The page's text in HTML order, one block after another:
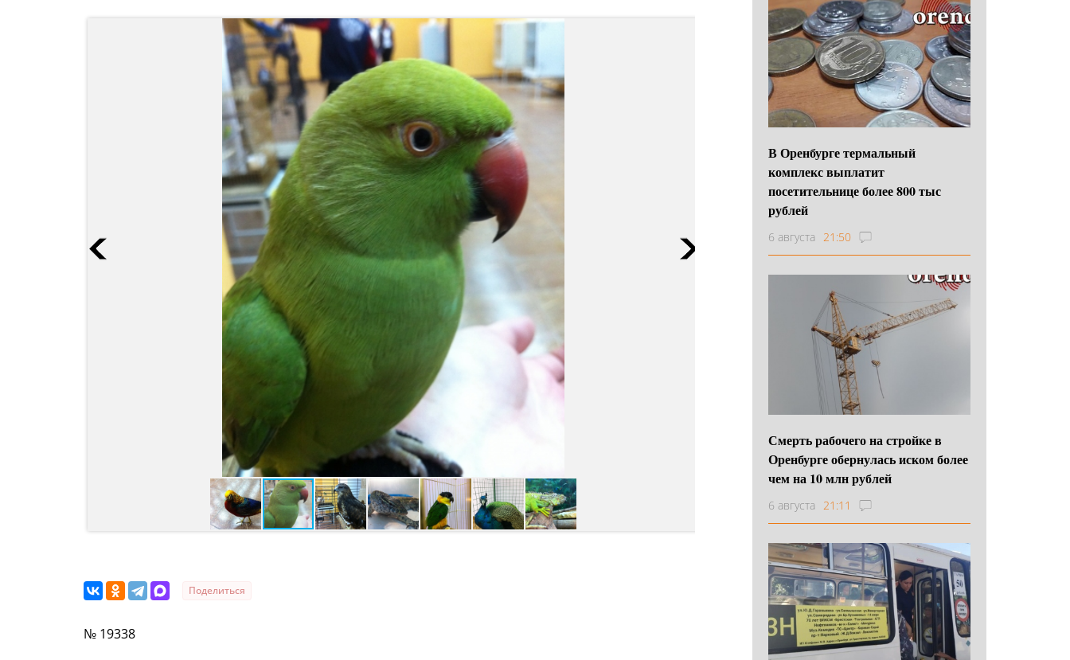
Поделиться
№ 19338
В Оренбурге термальный
комплекс выплатит
посетительнице более 800 тыс
рублей
6 августа 21:50
Смерть рабочего на стройке в
Оренбурге обернулась иском более
чем на 10 млн рублей
6 августа 21:11